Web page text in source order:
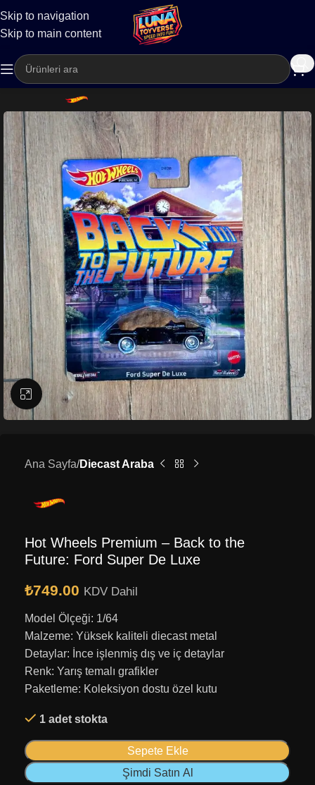
Skip to navigation
Skip to main content
Kargo
Büyütmek için tıklayın
Ana Sayfa Diecast Araba
Hot Wheels Premium – Back to the
Future: Ford Super De Luxe
₺749.00 KDV Dahil
Model Ölçeği: 1/64
Malzeme: Yüksek kaliteli diecast metal
Detaylar: İnce işlenmiş dış ve iç detaylar
Renk: Yarış temalı grafikler
Paketleme: Koleksiyon dostu özel kutu
1 adet stokta
Sepete Ekle
Şimdi Satın Al